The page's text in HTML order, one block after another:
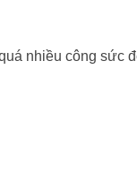
nhiều công sức